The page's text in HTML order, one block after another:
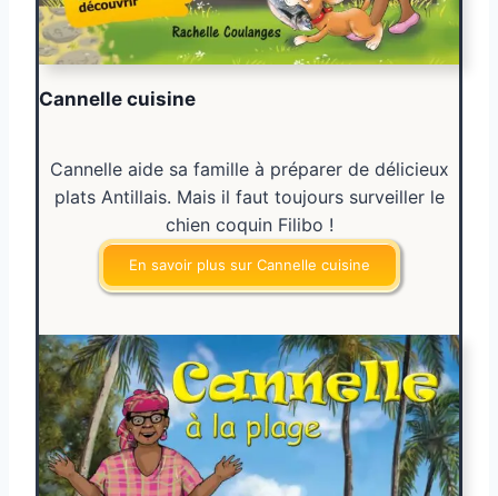
Cannelle cuisine
Cannelle aide sa famille à préparer de délicieux
plats Antillais. Mais il faut toujours surveiller le
chien coquin Filibo !
En savoir plus sur Cannelle cuisine